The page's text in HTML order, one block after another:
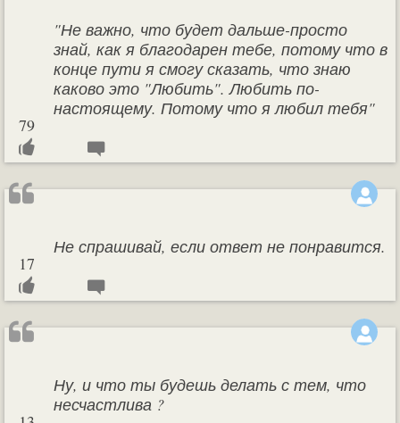
"Не важно, что будет дальше-просто
знай, как я благодарен тебе, потому что в
конце пути я смогу сказать, что знаю
каково это "Любить". Любить по-
настоящему. Потому что я любил тебя"
79
Не спрашивай, если ответ не понравится.
17
Ну, и что ты будешь делать с тем, что
несчастлива ?